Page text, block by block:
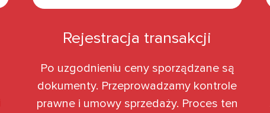
Rejestracja transakcji
Po uzgodnieniu ceny sporządzane są
dokumenty. Przeprowadzamy kontrole
prawne i umowy sprzedaży. Proces ten